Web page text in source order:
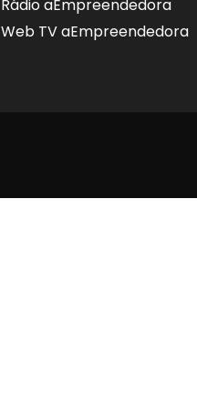
Rádio aEmpreendedora
Web TV aEmpreendedora